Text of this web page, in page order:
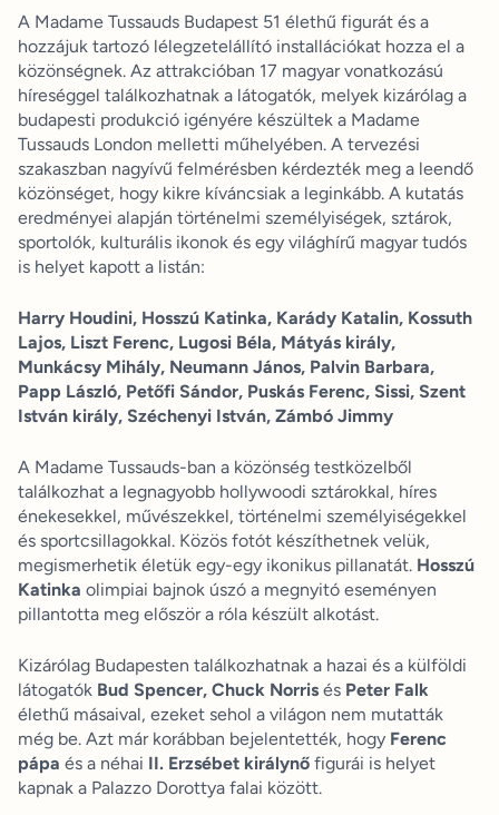
A Madame Tussauds Budapest 51 élethű figurát és a
hozzájuk tartozó lélegzetelállító installációkat hozza el a
közönségnek. Az attrakcióban 17 magyar vonatkozású
híreséggel találkozhatnak a látogatók, melyek kizárólag a
budapesti produkció igényére készültek a Madame
Tussauds London melletti műhelyében. A tervezési
szakaszban nagyívű felmérésben kérdezték meg a leendő
közönséget, hogy kikre kíváncsiak a leginkább. A kutatás
eredményei alapján történelmi személyiségek, sztárok,
sportolók, kulturális ikonok és egy világhírű magyar tudós
is helyet kapott a listán:
Harry Houdini, Hosszú Katinka, Karády Katalin, Kossuth
Lajos, Liszt Ferenc, Lugosi Béla, Mátyás király,
Munkácsy Mihály, Neumann János, Palvin Barbara,
Papp László, Petőfi Sándor, Puskás Ferenc, Sissi, Szent
István király, Széchenyi István, Zámbó Jimmy
A Madame Tussauds-ban a közönség testközelből
találkozhat a legnagyobb hollywoodi sztárokkal, híres
énekesekkel, művészekkel, történelmi személyiségekkel
és sportcsillagokkal. Közös fotót készíthetnek velük,
megismerhetik életük egy-egy ikonikus pillanatát. Hosszú
Katinka olimpiai bajnok úszó a megnyitó eseményen
pillantotta meg először a róla készült alkotást.
Kizárólag Budapesten találkozhatnak a hazai és a külföldi
látogatók Bud Spencer, Chuck Norris és Peter Falk
élethű másaival, ezeket sehol a világon nem mutatták
még be. Azt már korábban bejelentették, hogy Ferenc
pápa és a néhai II. Erzsébet királynő figurái is helyet
kapnak a Palazzo Dorottya falai között.